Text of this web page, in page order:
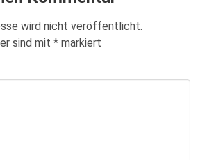
wird nicht veröffentlicht.
sind mit * markiert